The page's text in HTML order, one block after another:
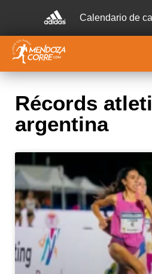
Calendario de
Récords
argentina